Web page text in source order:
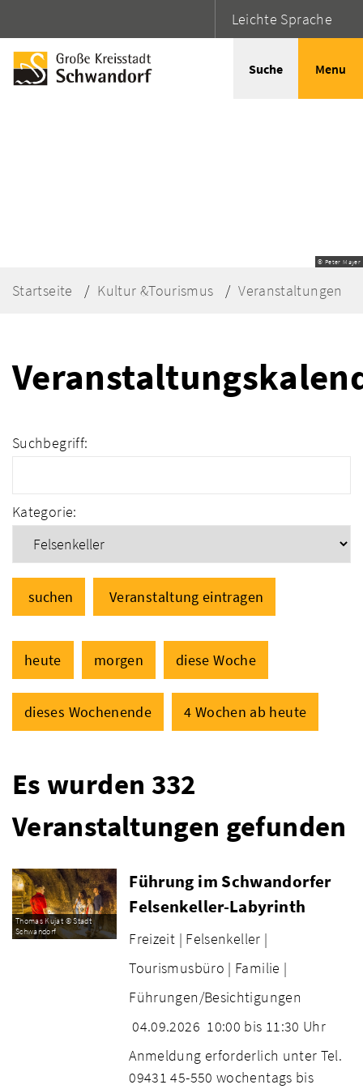
Leichte Sprache
Suche Menu
© Peter Mayer
Startseite Kultur &Tourismus Veranstaltungen
Suchbegriff:
Kategorie:
suchen Veranstaltung eintragen
heute morgen diese Woche
dieses Wochenende 4 Wochen ab heute
Es wurden 332
Veranstaltungen gefunden
Thomas Kujat © Stadt
Schwandorf
Führung im Schwandorfer
Felsenkeller-Labyrinth
Freizeit | Felsenkeller |
Tourismusbüro | Familie |
Führungen/Besichtigungen
04.09.2026 10:00 bis 11:30 Uhr
Anmeldung erforderlich unter Tel.
09431 45-550 wochentags bis